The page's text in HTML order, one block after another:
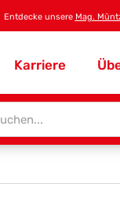
Entdecke unsere Mag.
Karriere